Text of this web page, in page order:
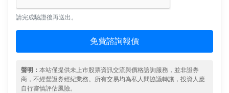
請完成驗證後再送出。
免費諮詢報價
聲明： 本站僅提供未上市股票資訊交流與價格諮詢服務，並非證券
商，不經營證券經紀業務。所有交易均為私人間協議轉讓，投資人應
自行審慎評估風險。